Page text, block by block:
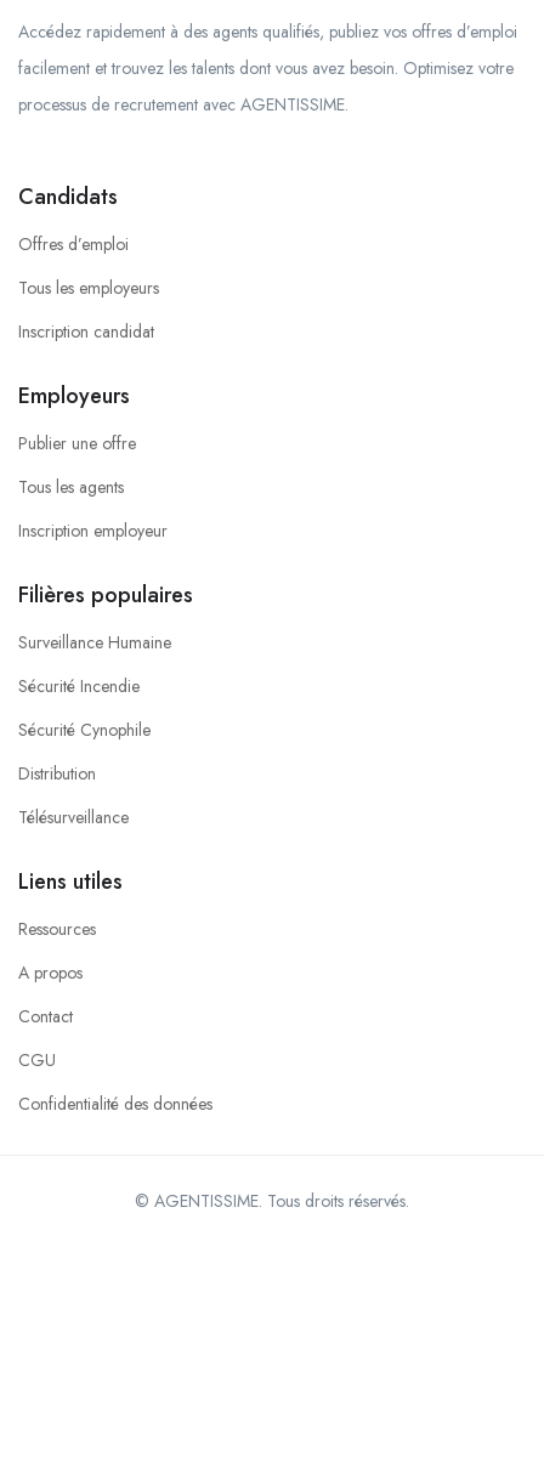
Accédez rapidement à des agents qualifiés, publiez vos offres d’emploi
facilement et trouvez les talents dont vous avez besoin. Optimisez votre
processus de recrutement avec AGENTISSIME.
Candidats
Offres d’emploi
Tous les employeurs
Inscription candidat
Employeurs
Publier une offre
Tous les agents
Inscription employeur
Filières populaires
Surveillance Humaine
Sécurité Incendie
Sécurité Cynophile
Distribution
Télésurveillance
Liens utiles
Ressources
A propos
Contact
CGU
Confidentialité des données
© AGENTISSIME. Tous droits réservés.